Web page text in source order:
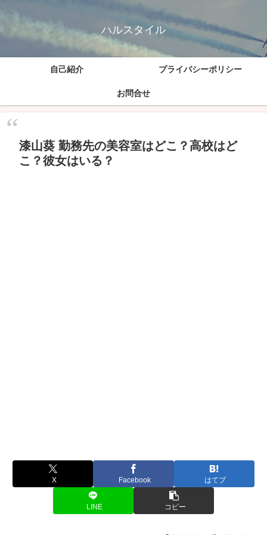
ハルスタイル
自己紹介 プライバシーポリシー
お問合せ
漆山葵 勤務先の美容室はどこ？高校はど
こ？彼女はいる？
X Facebook はてブ
LINE コピー